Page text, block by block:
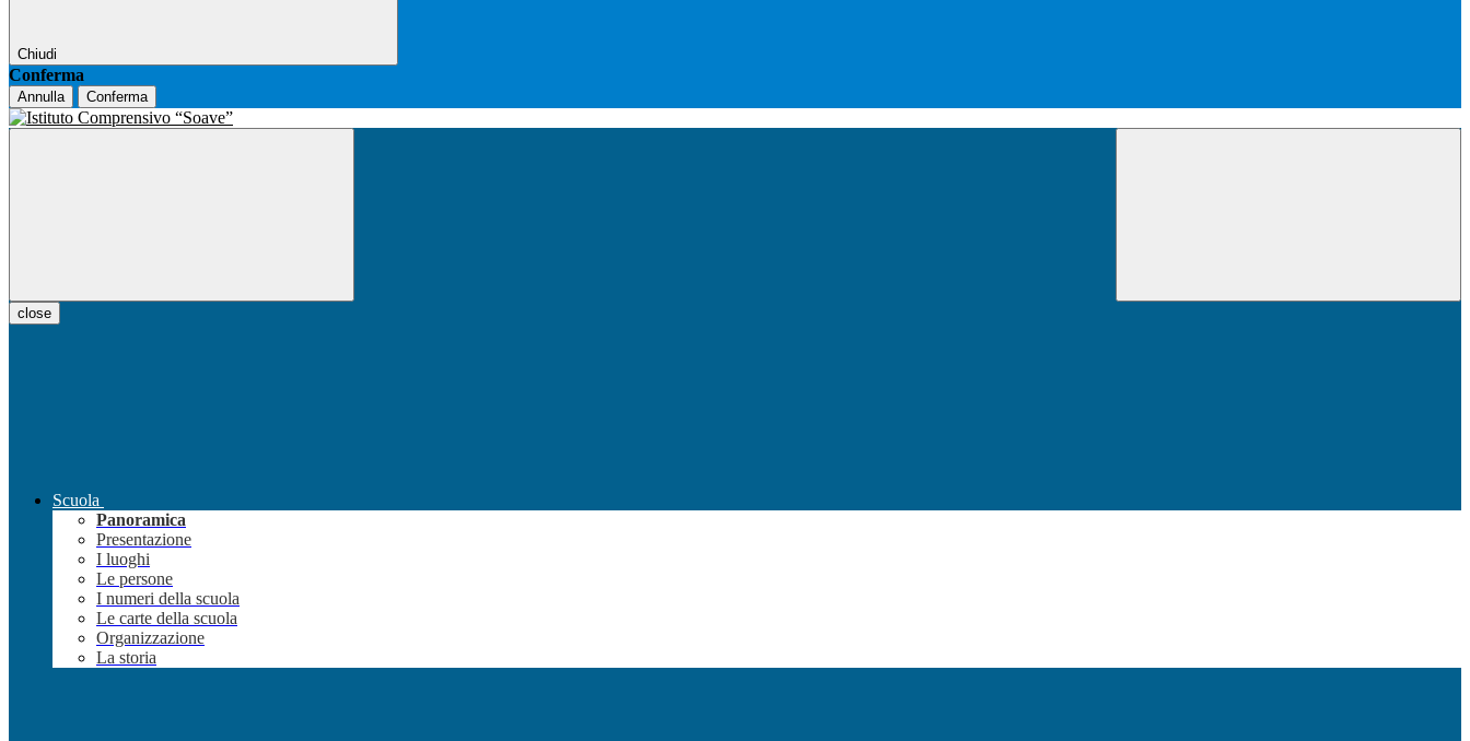
Chiudi
Conferma
Annulla Conferma
close
Scuola
Panoramica
Presentazione
I luoghi
Le persone
I numeri della scuola
Le carte della scuola
Organizzazione
La storia